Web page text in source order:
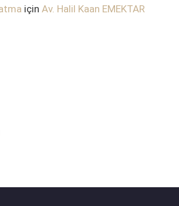
için Av. Halil Kaan EMEKTAR